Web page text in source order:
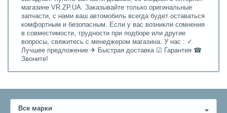
магазине VR.ZP.UA. Заказывайте только оригинальные
запчасти, с нами ваш автомобиль всегда будет оставаться
комфортным и безопасным. Если у вас возникли сомнения
в совместимости, трудности при подборе или другие
вопросы, свяжитесь с менеджером магазина. У нас : ✓
Лучшее предложение ✈ Быстрая доставка ☑ Гарантия ☎
Звоните!
Все марки